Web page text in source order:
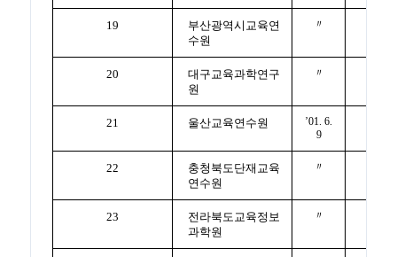
19
부산광역시교육연
수원
〃
20
대구교육과학연구
원
〃
21 울산교육연수원
’01. 6.
9
22
충청북도단재교육
연수원
〃
23
전라북도교육정보
과학원
〃